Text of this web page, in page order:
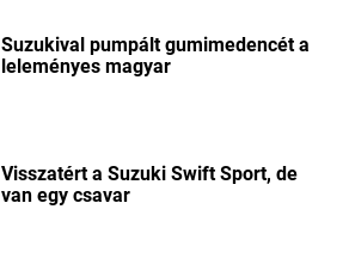
Suzukival pumpált gumimedencét a
leleményes magyar
Visszatért a Suzuki Swift Sport, de
van egy csavar